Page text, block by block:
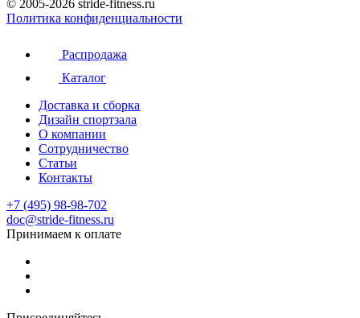
© 2005-2026 stride-fitness.ru
Политика конфиденциальности
Распродажа
Каталог
Доставка и сборка
Дизайн спортзала
О компании
Сотрудничество
Статьи
Контакты
+7 (495) 98-98-702
doc@stride-fitness.ru
Принимаем к оплате